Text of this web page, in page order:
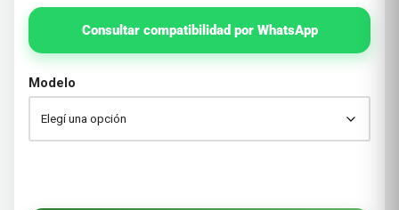
Consultar compatibilidad por WhatsApp
Modelo